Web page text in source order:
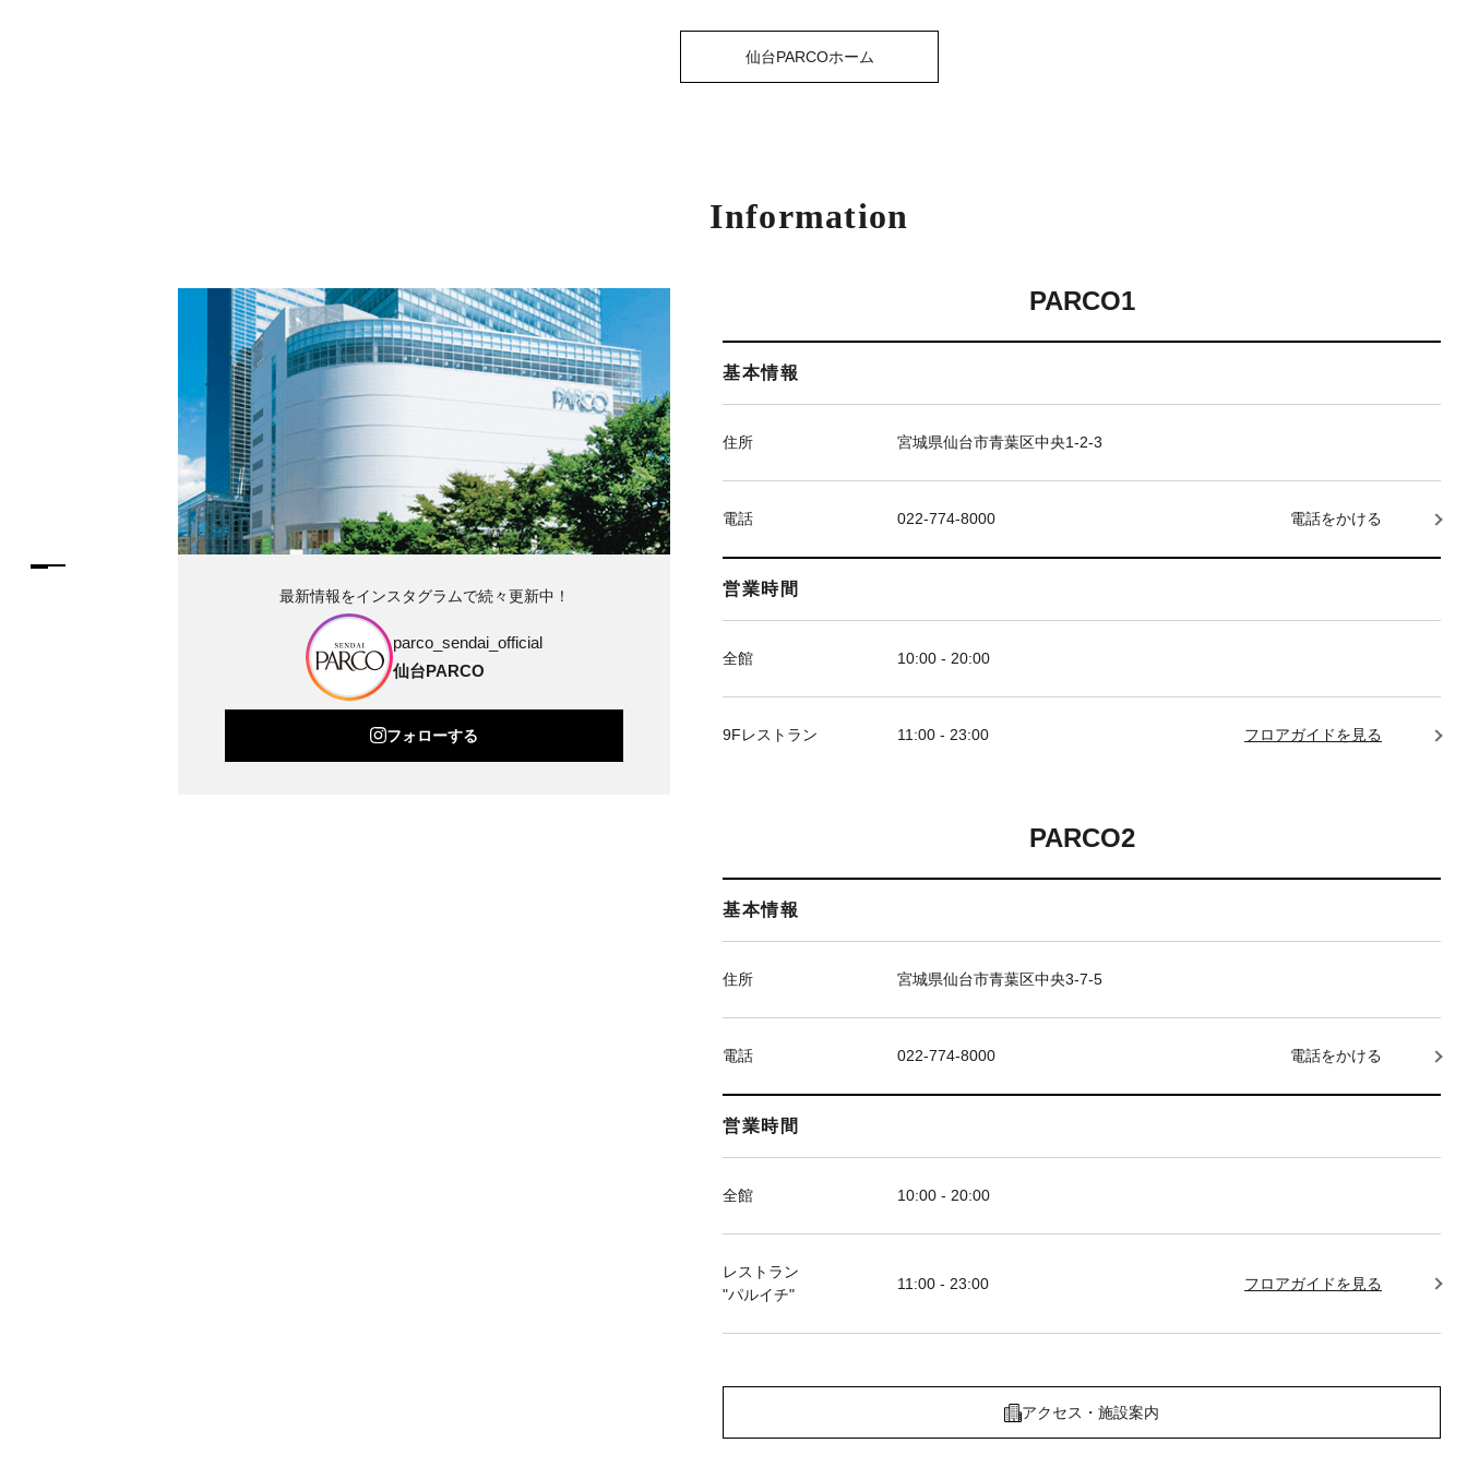
仙台PARCOホーム
Information
PARCO1
基本情報
住所 宮城県仙台市青葉区中央1-2-3
電話 022-774-8000 電話をかける
営業時間
全館 10:00 - 20:00
9Fレストラン 11:00 - 23:00 フロアガイドを見る
PARCO2
基本情報
住所 宮城県仙台市青葉区中央3-7-5
電話 022-774-8000 電話をかける
営業時間
全館 10:00 - 20:00
レストラン
"パルイチ"
11:00 - 23:00 フロアガイドを見る
アクセス・施設案内
最新情報をインスタグラムで続々更新中！
parco_sendai_official
仙台PARCO
フォローする